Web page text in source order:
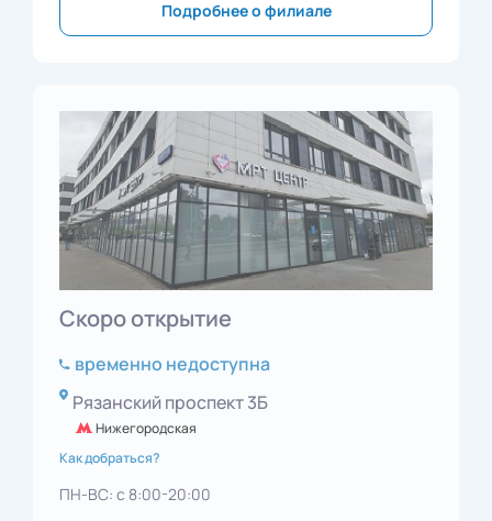
Подробнее о филиале
Скоро открытие
временно недоступна
Рязанский проспект 3Б
Нижегородская
Как добраться?
ПН-ВС: с 8:00-20:00